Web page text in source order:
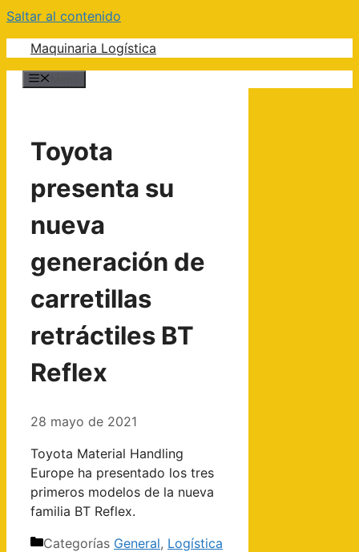
Saltar al contenido
Maquinaria Logística
Toyota
presenta su
nueva
generación de
carretillas
retráctiles BT
Reflex
28 mayo de 2021
Toyota Material Handling
Europe ha presentado los tres
primeros modelos de la nueva
familia BT Reflex.
Categorías General, Logística